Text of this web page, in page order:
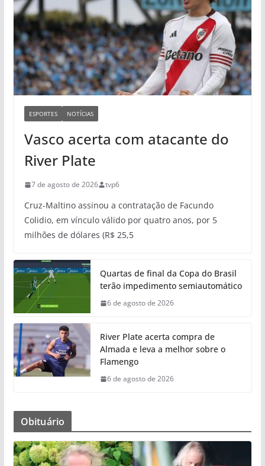
ESPORTES NOTÍCIAS
Vasco acerta com atacante do
River Plate
7 de agosto de 2026 tvp6
Cruz-Maltino assinou a contratação de Facundo
Colidio, em vínculo válido por quatro anos, por 5
milhões de dólares (R$ 25,5
Quartas de final da Copa do Brasil
terão impedimento semiautomático
6 de agosto de 2026
River Plate acerta compra de
Almada e leva a melhor sobre o
Flamengo
6 de agosto de 2026
Obituário